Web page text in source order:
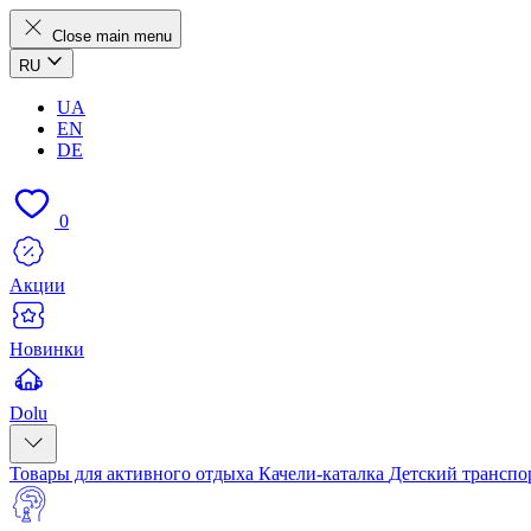
Close main menu
RU
UA
EN
DE
0
Акции
Новинки
Dolu
Товары для активного отдыха Качели-каталка Детский